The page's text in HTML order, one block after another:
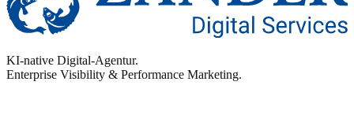
KI-native Digital-Agentur.
Enterprise Visibility & Performance Marketing.